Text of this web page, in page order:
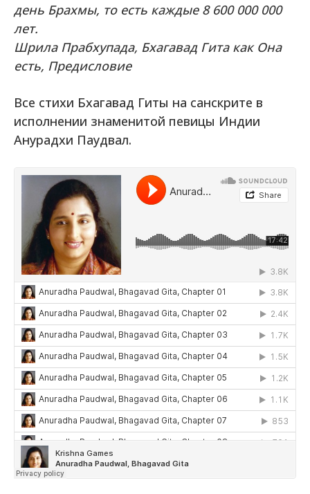
день Брахмы, то есть каждые 8 600 000 000
лет.
Шрила Прабхупада, Бхагавад Гита как Она
есть, Предисловие
Все стихи Бхагавад Гиты на санскрите в
исполнении знаменитой певицы Индии
Анурадхи Паудвал.